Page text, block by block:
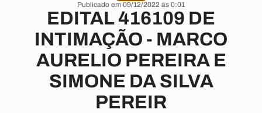
Publicado em 09/12/2022 às 0:01
EDITAL 416109 DE
INTIMAÇÃO - MARCO
AURELIO PEREIRA E
SIMONE DA SILVA
PEREIR